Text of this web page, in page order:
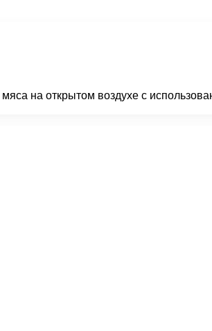
на открытом воздухе с